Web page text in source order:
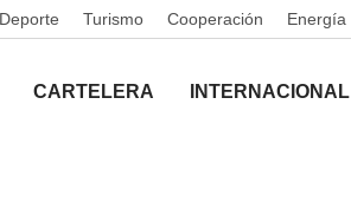
Deporte Turismo Cooperación Energía
CARTELERA INTERNACIONAL